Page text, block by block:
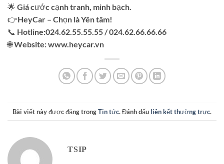
🌟 Giá cước cạnh tranh, minh bạch.
👉HeyCar – Chọn là Yên tâm!
📞 Hotline:024.62.55.55.55 / 024.62.66.66.66
🌐 Website: www.heycar.vn
Bài viết này được đăng trongTin tức. Đánh dấu liên kết thường trực.
TSIP